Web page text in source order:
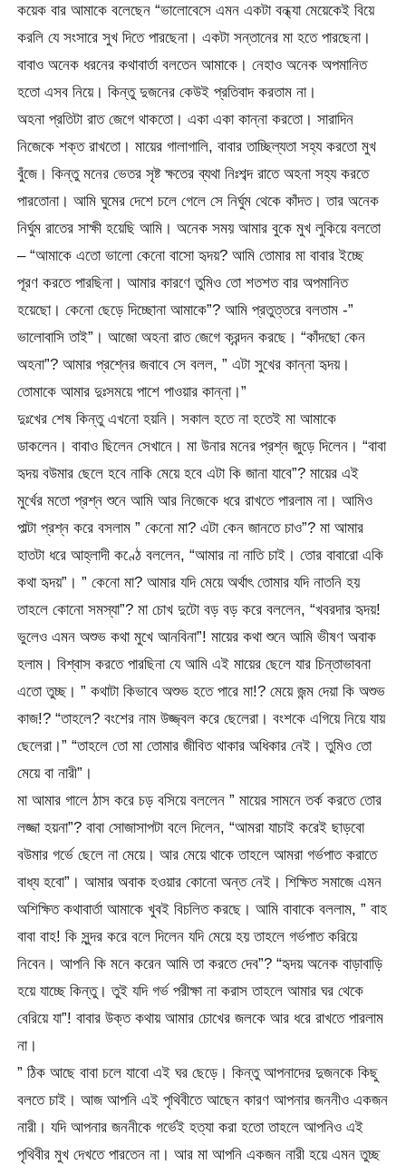
কয়েক বার আমাকে বলেছেন “ভালোবেসে এমন একটা বন্ধ্যা মেয়েকেই বিয়ে
করলি যে সংসারে সুখ দিতে পারছেনা। একটা সন্তানের মা হতে পারছেনা।
বাবাও অনেক ধরনের কথাবার্তা বলতেন আমাকে। নেহাও অনেক অপমানিত
হতো এসব নিয়ে। কিন্তু দুজনের কেউই প্রতিবাদ করতাম না।
অহনা প্রতিটা রাত জেগে থাকতো। একা একা কান্না করতো। সারাদিন
নিজেকে শক্ত রাখতো। মায়ের গালাগালি, বাবার তাচ্ছিল্যতা সহ্য করতো মুখ
বুঁজে। কিন্তু মনের ভেতর সৃষ্ট ক্ষতের ব্যথা নিঃশব্দ রাতে অহনা সহ্য করতে
পারতোনা। আমি ঘুমের দেশে চলে গেলে সে নির্ঘুম থেকে কাঁদত। তার অনেক
নির্ঘুম রাতের সাক্ষী হয়েছি আমি। অনেক সময় আমার বুকে মুখ লুকিয়ে বলতো
– “আমাকে এতো ভালো কেনো বাসো হৃদয়? আমি তোমার মা বাবার ইচ্ছে
পূরণ করতে পারছিনা। আমার কারণে তুমিও তো শতশত বার অপমানিত
হয়েছো। কেনো ছেড়ে দিচ্ছোনা আমাকে”? আমি প্রতুত্তরে বলতাম -”
ভালোবাসি তাই”। আজো অহনা রাত জেগে ক্রন্দন করছে। “কাঁদছো কেন
অহনা”? আমার প্রশ্নের জবাবে সে বলল, ” এটা সুখের কান্না হৃদয়।
তোমাকে আমার দুঃসময়ে পাশে পাওয়ার কান্না।”
দুঃখের শেষ কিন্তু এখনো হয়নি। সকাল হতে না হতেই মা আমাকে
ডাকলেন। বাবাও ছিলেন সেখানে। মা উনার মনের প্রশ্ন জুড়ে দিলেন। “বাবা
হৃদয় বউমার ছেলে হবে নাকি মেয়ে হবে এটা কি জানা যাবে”? মায়ের এই
মুর্খের মতো প্রশ্ন শুনে আমি আর নিজেকে ধরে রাখতে পারলাম না। আমিও
পাল্টা প্রশ্ন করে বসলাম ” কেনো মা? এটা কেন জানতে চাও”? মা আমার
হাতটা ধরে আহ্লাদী কণ্ঠে বললেন, “আমার না নাতি চাই। তোর বাবারো একি
কথা হৃদয়”। ” কেনো মা? আমার যদি মেয়ে অর্থাৎ তোমার যদি নাতনি হয়
তাহলে কোনো সমস্যা”? মা চোখ দুটো বড় বড় করে বললেন, “খবরদার হৃদয়!
ভুলেও এমন অশুভ কথা মুখে আনবিনা”! মায়ের কথা শুনে আমি ভীষণ অবাক
হলাম। বিশ্বাস করতে পারছিনা যে আমি এই মায়ের ছেলে যার চিন্তাভাবনা
এতো তুচ্ছ। ” কথাটা কিভাবে অশুভ হতে পারে মা!? মেয়ে জন্ম দেয়া কি অশুভ
কাজ!? “তাহলে? বংশের নাম উজ্জ্বল করে ছেলেরা। বংশকে এগিয়ে নিয়ে যায়
ছেলেরা।” “তাহলে তো মা তোমার জীবিত থাকার অধিকার নেই। তুমিও তো
মেয়ে বা নারী”।
মা আমার গালে ঠাস করে চড় বসিয়ে বললেন ” মায়ের সামনে তর্ক করতে তোর
লজ্জা হয়না”? বাবা সোজাসাপটা বলে দিলেন, “আমরা যাচাই করেই ছাড়বো
বউমার গর্ভে ছেলে না মেয়ে। আর মেয়ে থাকে তাহলে আমরা গর্ভপাত করাতে
বাধ্য হবো”। আমার অবাক হওয়ার কোনো অন্ত নেই। শিক্ষিত সমাজে এমন
অশিক্ষিত কথাবার্তা আমাকে খুবই বিচলিত করছে। আমি বাবাকে বললাম, ” বাহ
বাবা বাহ! কি সুন্দর করে বলে দিলেন যদি মেয়ে হয় তাহলে গর্ভপাত করিয়ে
নিবেন। আপনি কি মনে করেন আমি তা করতে দেব”? “হৃদয় অনেক বাড়াবাড়ি
হয়ে যাচ্ছে কিন্তু। তুই যদি গর্ভ পরীক্ষা না করাস তাহলে আমার ঘর থেকে
বেরিয়ে যা”! বাবার উক্ত কথায় আমার চোখের জলকে আর ধরে রাখতে পারলাম
না।
” ঠিক আছে বাবা চলে যাবো এই ঘর ছেড়ে। কিন্তু আপনাদের দুজনকে কিছু
বলতে চাই। আজ আপনি এই পৃথিবীতে আছেন কারণ আপনার জননীও একজন
নারী। যদি আপনার জননীকে গর্ভেই হত্যা করা হতো তাহলে আপনিও এই
পৃথিবীর মুখ দেখতে পারতেন না। আর মা আপনি একজন নারী হয়ে এমন তুচ্ছ